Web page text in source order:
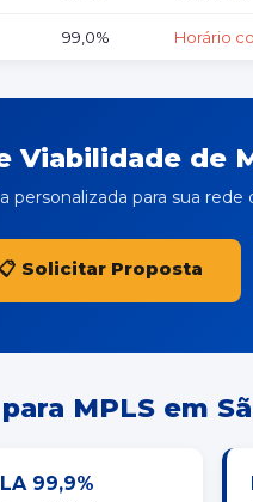
99,0% Horário
Viabilidade de
personalizada para sua
Solicitar Proposta
MPLS em
99,9%